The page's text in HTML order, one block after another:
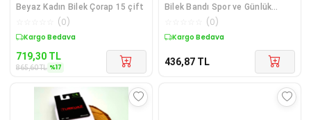
Beyaz Kadın Bilek Çorap 15 çift
(0)
Sepette %17 İndirim
719,30 TL
865,60TL %17
Bilek Bandı Spor ve Günlük
Kullanım İçin
(0)
Kargo Bedava
436,87 TL